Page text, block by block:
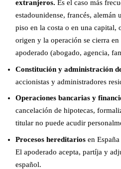
extranjeros. Es el caso más
estadounidense, francés, alemán
piso en la costa o en una capital,
origen y la operación se cierra
apoderado (abogado, agencia,
Constitución y administración
accionistas y administradores
Operaciones bancarias y
cancelación de hipotecas,
titular no puede acudir
Procesos hereditariosen España
El apoderado acepta, partíja y
español.